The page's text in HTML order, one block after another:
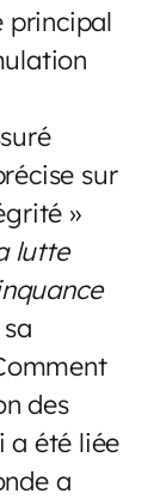
principal
sur
»
lutte
des
a été liée
a